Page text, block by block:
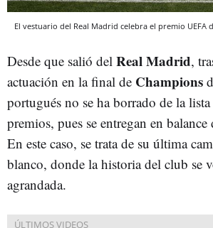
El vestuario del Real Madrid celebra el premio UEFA
Desde que salió del Real Madrid,
actuación en la final de Champions
portugués no se ha borrado de la
premios, pues se entregan en
En este caso, se trata de su última
blanco, donde la historia del club se
agrandada.